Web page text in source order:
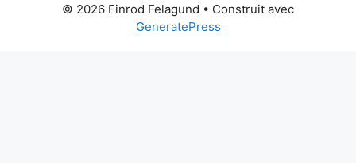
© 2026 Finrod Felagund • Construit avec
GeneratePress